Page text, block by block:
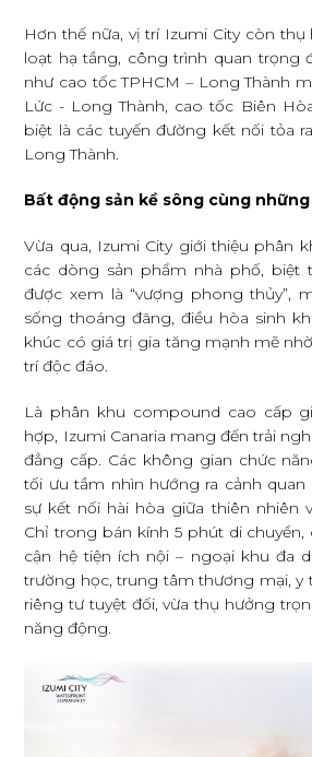
Hơn thế nữa, vị trí Izumi City còn
loạt hạ tầng, công trình quan trọng
như cao tốc TPHCM – Long Thành
Lức - Long Thành, cao tốc Biên
biệt là các tuyến đường kết nối tỏa
Long Thành.
Bất động sản kề sông cùng
Vừa qua, Izumi City giới thiệu phân
các dòng sản phẩm nhà phố, biệt
được xem là “vượng phong thủy”,
sống thoáng đãng, điều hòa sinh
khúc có giá trị gia tăng mạnh mẽ
trí độc đáo.
Là phân khu compound cao cấp
hợp, Izumi Canaria mang đến trải
đẳng cấp. Các không gian chức
tối ưu tầm nhìn hướng ra cảnh
sự kết nối hài hòa giữa thiên nhiên
Chỉ trong bán kính 5 phút di chuyển,
cận hệ tiện ích nội – ngoại khu đa
trường học, trung tâm thương mại, y
riêng tư tuyệt đối, vừa thụ hưởng
năng động.